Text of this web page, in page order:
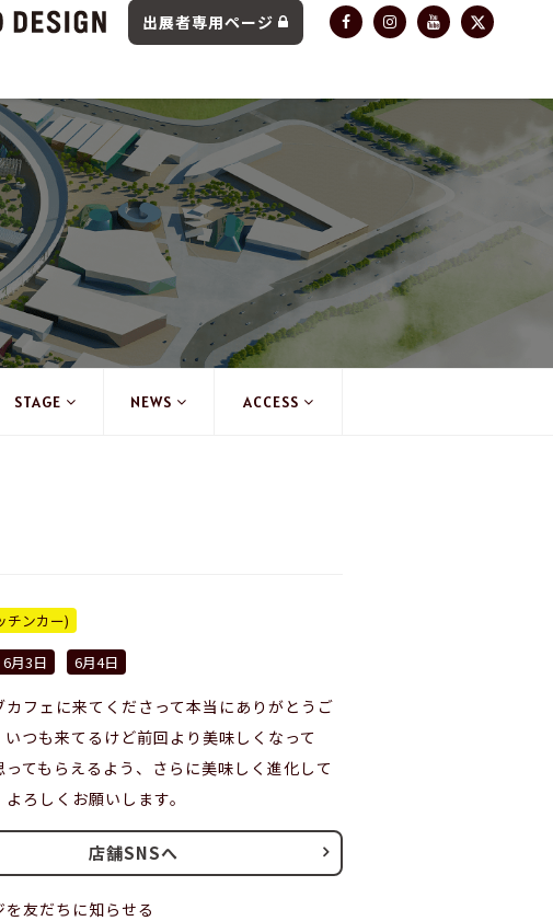
出展者専用ページ
STAGE NEWS ACCESS
チンカー)
6月3日 6月4日
カフェに来てくださって本当にありがとうご
いつも来てるけど前回より美味しくなって
ってもらえるよう、さらに美味しく進化して
ろしくお願いします。
店舗SNSへ
を友だちに知らせる